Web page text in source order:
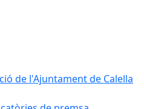
de l'Ajuntament de Calella